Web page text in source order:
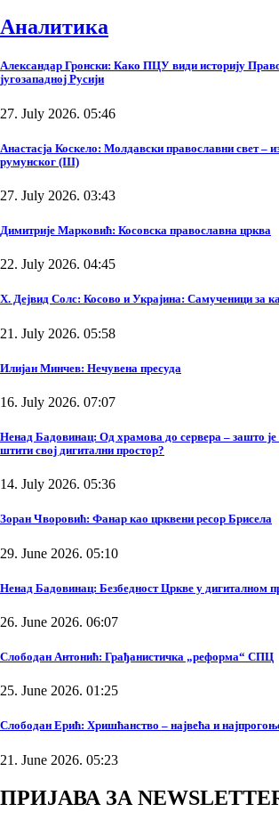
Аналитика
Александар Гронски: Како ПЦУ види историју
југозападној Русији
27. July 2026. 05:46
Анастасја Коскело: Молдавски православни свет –
румунског (III)
27. July 2026. 03:43
Димитрије Марковић: Косовска православна црква
22. July 2026. 04:45
Х. Дејвид Солс: Косово и Украјина: Самученици за
21. July 2026. 05:58
Илијан Минчев: Нечувена пресуда
16. July 2026. 07:07
Ненад Бадовинац: Од храмова до сервера – зашто
штити свој дигитални простор?
14. July 2026. 05:36
Зоран Чворовић: Фанар као црквени ресор Брисела
29. June 2026. 05:10
Ненад Бадовинац: Безбедност Цркве у дигиталном
26. June 2026. 06:07
Слободан Антонић: Грађанистичка „реформа“ СПЦ
25. June 2026. 01:25
Слободан Ерић: Хришћанство – највећа и
21. June 2026. 05:23
ПРИЈАВА ЗА